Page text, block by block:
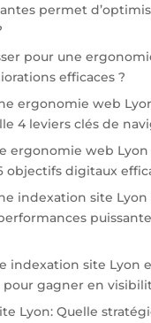
permet
pour une
efficaces ?
ergonomie web
4 leviers clés de
ergonomie web
objectifs digitaux
indexation site Lyon
indexation site Lyon
pour gagner en
Lyon: Quelle